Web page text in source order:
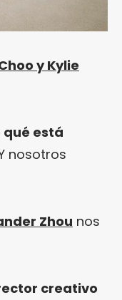
y Kylie
está
nosotros
Zhou nos
creativo